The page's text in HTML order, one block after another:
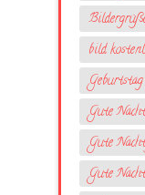
bild
Geburtstag
Gute
Gute
Gute